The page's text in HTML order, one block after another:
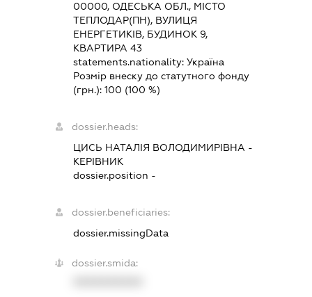
00000, ОДЕСЬКА ОБЛ., МІСТО
ТЕПЛОДАР(ПН), ВУЛИЦЯ
ЕНЕРГЕТИКІВ, БУДИНОК 9,
КВАРТИРА 43
statements.nationality:Україна
Розмір внеску до статутного фонду
(грн.):100 (100 %)
dossier.heads:
ЦИСЬ НАТАЛІЯ ВОЛОДИМИРІВНА -
КЕРІВНИК
dossier.position -
dossier.beneficiaries:
dossier.missingData
dossier.smida: